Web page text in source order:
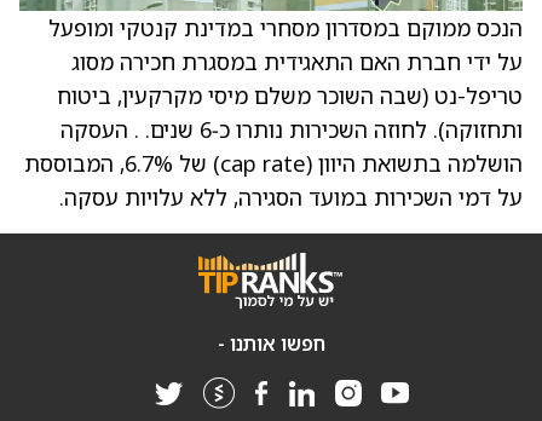
הנכס ממוקם במסדרון מסחרי במדינת קנטקי ומופעל
על ידי חברת האם התאגידית במסגרת חכירה מסוג
טריפל-נט (שבה השוכר משלם מיסי מקרקעין, ביטוח
ותחזוקה). לחוזה השכירות נותרו כ‑6 שנים. . העסקה
הושלמה בתשואת היוון (cap rate) של 6.7%, המבוססת
על דמי השכירות במועד הסגירה, ללא עלויות עסקה.
חפשו אותנו -